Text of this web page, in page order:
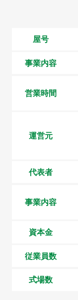
屋号
事業内容
営業時間
運営元
代表者
事業内容
資本金
従業員数
式場数